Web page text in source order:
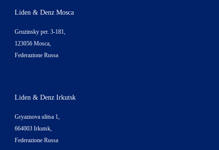
Liden & Denz Mosca
Gruzinsky per. 3-181,
123056 Mosca,
Federazione Russa
Liden & Denz Irkutsk
Gryaznova ulitsa 1,
664003 Irkutsk,
Federazione Russa